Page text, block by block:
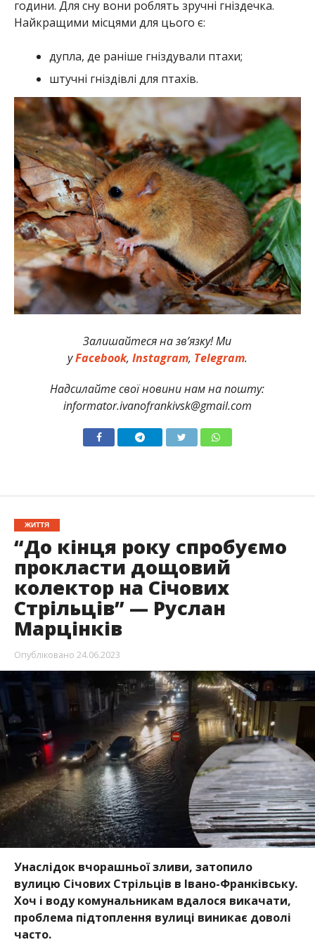
години. Для сну вони роблять зручні гніздечка.
Найкращими місцями для цього є:
дупла, де раніше гніздували птахи;
штучні гніздівлі для птахів.
Залишайтеся на зв’язку! Ми
уFacebook, Instagram, Telegram.
Надсилайте свої новини нам на пошту:
informator.ivanofrankivsk@gmail.com
ЖИТТЯ
“До кінця року спробуємо
прокласти дощовий
колектор на Січових
Стрільців” — Руслан
Марцінків
Опубліковано 24.06.2023
Унаслідок вчорашньої зливи, затопило
вулицю Січових Стрільців в Івано-Франківську.
Хоч і воду комунальникам вдалося викачати,
проблема підтоплення вулиці виникає доволі
часто.